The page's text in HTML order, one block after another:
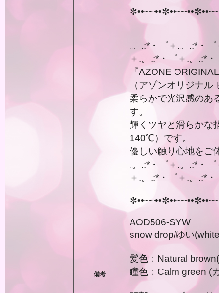
備考
.。.:*・゜＋.。.:*・
＋.。.:*・゜＋.。.:*
『AZONE
（アゾンオリジナ
柔らかで光沢感のあ
す。
輝くツヤと滑らかな
140℃）です。
優しい触り心地をご
.。.:*・゜＋.。.:*・
＋.。.:*・゜＋.。.:*
AOD506-SYW
snow drop/ゆい
髪色：Natural
瞳色：Calm green (